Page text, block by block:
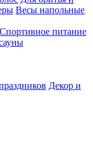
Весы напольные
Спортивное питание
Декор и